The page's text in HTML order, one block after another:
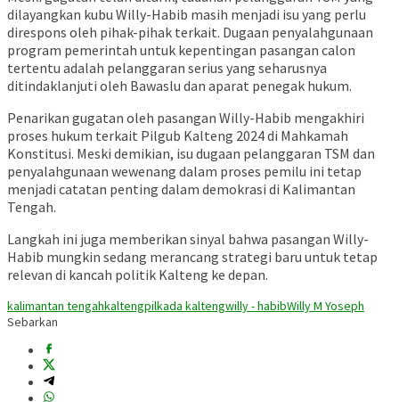
dilayangkan kubu Willy-Habib masih menjadi isu yang perlu
direspons oleh pihak-pihak terkait. Dugaan penyalahgunaan
program pemerintah untuk kepentingan pasangan calon
tertentu adalah pelanggaran serius yang seharusnya
ditindaklanjuti oleh Bawaslu dan aparat penegak hukum.
Penarikan gugatan oleh pasangan Willy-Habib mengakhiri
proses hukum terkait Pilgub Kalteng 2024 di Mahkamah
Konstitusi. Meski demikian, isu dugaan pelanggaran TSM dan
penyalahgunaan wewenang dalam proses pemilu ini tetap
menjadi catatan penting dalam demokrasi di Kalimantan
Tengah.
Langkah ini juga memberikan sinyal bahwa pasangan Willy-
Habib mungkin sedang merancang strategi baru untuk tetap
relevan di kancah politik Kalteng ke depan.
kalimantan tengahkaltengpilkada kaltengwilly - habibWilly M Yoseph
Sebarkan